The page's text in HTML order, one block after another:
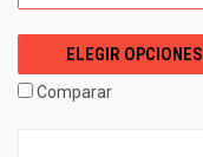
ELEGIR OPCIONES
Comparar